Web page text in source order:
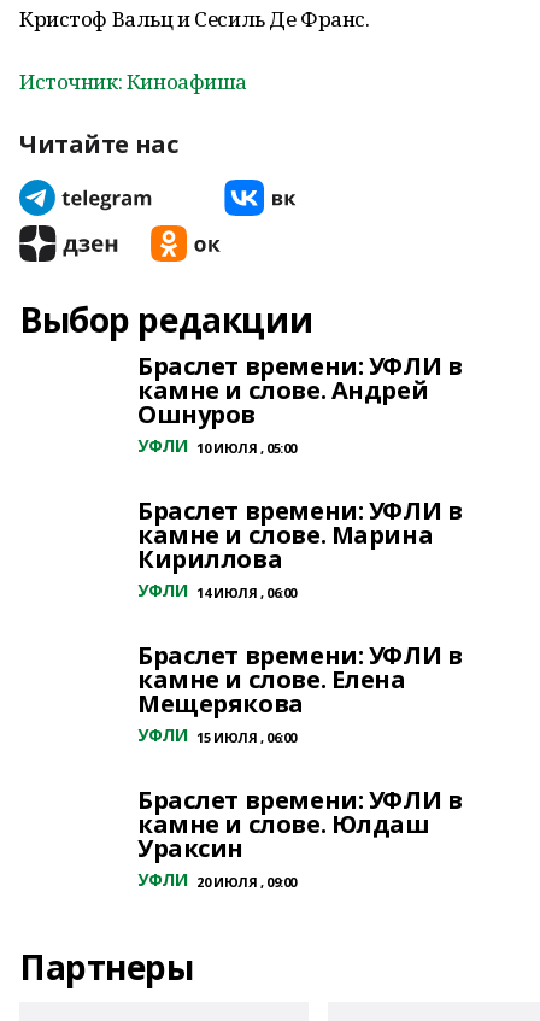
Кристоф Вальц и Сесиль Де Франс.
Источник: Киноафиша
Читайте нас
Выбор редакции
Браслет времени: УФЛИ в
камне и слове. Андрей
Ошнуров
УФЛИ 10 ИЮЛЯ , 05:00
Браслет времени: УФЛИ в
камне и слове. Марина
Кириллова
УФЛИ 14 ИЮЛЯ , 06:00
Браслет времени: УФЛИ в
камне и слове. Елена
Мещерякова
УФЛИ 15 ИЮЛЯ , 06:00
Браслет времени: УФЛИ в
камне и слове. Юлдаш
Ураксин
УФЛИ 20 ИЮЛЯ , 09:00
Партнеры